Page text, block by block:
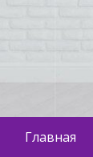
Главная